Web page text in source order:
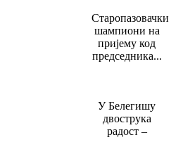
Старопазовачки
шампиони на
пријему код
председника...
У Белегишу
двострука
радост –